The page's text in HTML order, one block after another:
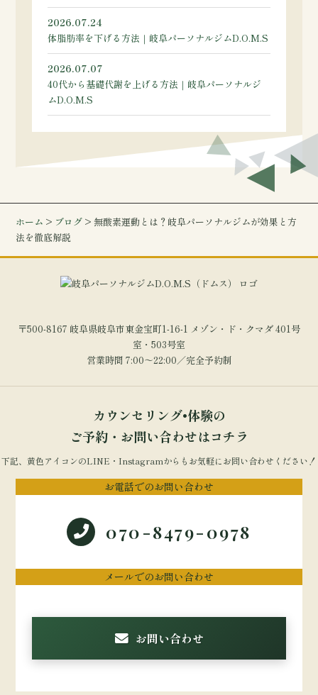
2026.07.24
体脂肪率を下げる方法｜岐阜パーソナルジムD.O.M.S
2026.07.07
40代から基礎代謝を上げる方法｜岐阜パーソナルジ
ムD.O.M.S
ホーム > ブログ > 無酸素運動とは？岐阜パーソナルジムが効果と方
法を徹底解説
〒500-8167 岐阜県岐阜市東金宝町1-16-1 メゾン・ド・クマダ 401号
室・503号室
営業時間 7:00～22:00／完全予約制
カウンセリング•体験の
ご予約・お問い合わせはコチラ
下記、黄色アイコンのLINE・Instagramからもお気軽にお問い合わせください！
お電話でのお問い合わせ
070-8479-0978
メールでのお問い合わせ
お問い合わせ